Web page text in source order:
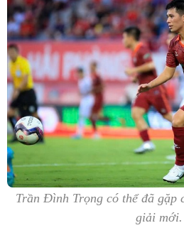
Trần Đình Trọng có thể đã gặp
giải mới.